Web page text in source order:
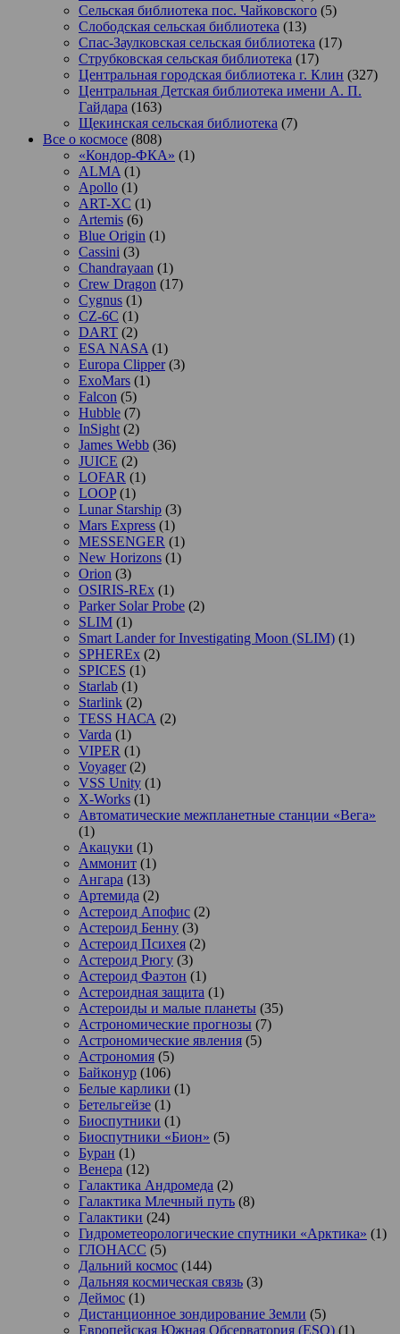
Сельская библиотека пос. Чайковского (5)
Слободская сельская библиотека (13)
Спас-Заулковская сельская библиотека (17)
Струбковская сельская библиотека (17)
Центральная городская библиотека г. Клин (327)
Центральная Детская библиотека имени А. П.
Гайдара (163)
Щекинская сельская библиотека (7)
Все о космосе (808)
«Кондор-ФКА» (1)
ALMA (1)
Apollo (1)
ART-XC (1)
Artemis (6)
Blue Origin (1)
Cassini (3)
Chandrayaan (1)
Crew Dragon (17)
Cygnus (1)
CZ-6C (1)
DART (2)
ESA NASA (1)
Europa Clipper(3)
ExoMars (1)
Falcon (5)
Hubble (7)
InSight (2)
James Webb (36)
JUICE (2)
LOFAR (1)
LOOP(1)
Lunar Starship (3)
Mars Express (1)
MESSENGER (1)
New Horizons (1)
Orion (3)
OSIRIS-REx (1)
Parker Solar Probe (2)
SLIM (1)
Smart Lander for Investigating Moon (SLIM) (1)
SPHEREx (2)
SPICES (1)
Starlab (1)
Starlink (2)
TESS НАСА (2)
Varda (1)
VIPER (1)
Voyager(2)
VSS Unity (1)
X-Works (1)
Автоматические межпланетные станции «Вега»
(1)
Акацуки (1)
Аммонит (1)
Ангара (13)
Артемида (2)
Астероид Апофис (2)
Астероид Бенну (3)
Астероид Психея (2)
Астероид Рюгу (3)
Астероид Фаэтон (1)
Астероидная защита (1)
Астероиды и малые планеты (35)
Астрономические прогнозы (7)
Астрономические явления (5)
Астрономия (5)
Байконур (106)
Белые карлики (1)
Бетельгейзе (1)
Биоспутники (1)
Биоспутники «Бион» (5)
Буран (1)
Венера (12)
Галактика Андромеда (2)
Галактика Млечный путь (8)
Галактики (24)
Гидрометеорологические спутники «Арктика» (1)
ГЛОНАСС (5)
Дальний космос (144)
Дальняя космическая связь (3)
Деймос (1)
Дистанционное зондирование Земли (5)
Европейская Южная Обсерватория (ESO) (1)